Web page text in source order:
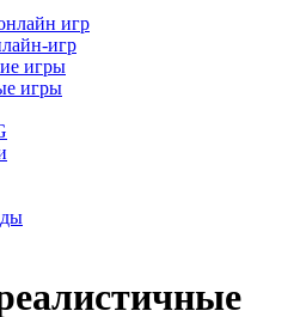
игр
игр
игры
игры